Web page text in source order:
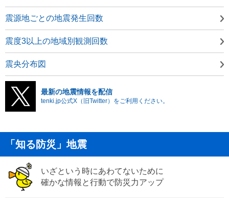
震源地ごとの地震発生回数
震度3以上の地域別観測回数
震央分布図
最新の地震情報を配信
tenki.jp公式X（旧Twitter）をご利用ください。
「知る防災」地震
いざという時にあわてないために
確かな情報と行動で防災力アップ